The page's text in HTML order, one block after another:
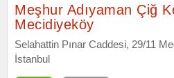
Meşhur Adıyaman Çiğ
Mecidiyeköy
Selahattin Pınar Caddesi, 29/11
İstanbul